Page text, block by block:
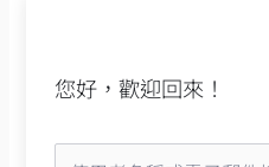
您好，歡迎回來！